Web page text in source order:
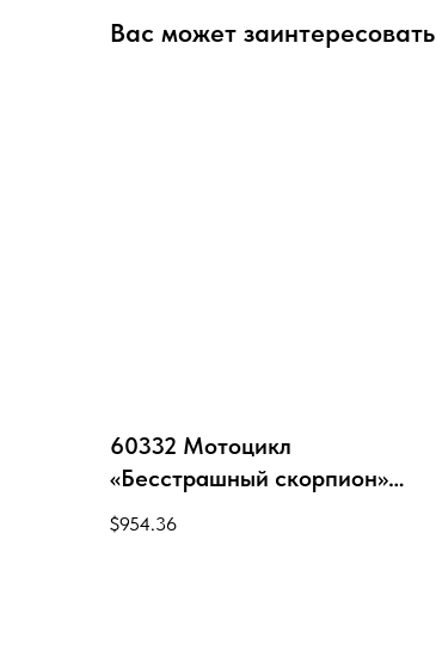
Вас может заинтересовать
60332 Мотоцикл
«Бесстрашный скорпион»
LEGO City Stunt
$954.36